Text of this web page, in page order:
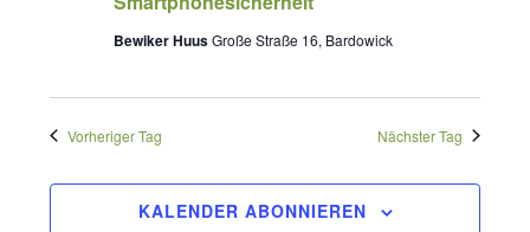
2025
Bewiker HuusGroße Straße 16, Bardowick
Vorheriger Tag Nächster Tag
KALENDER ABONNIEREN